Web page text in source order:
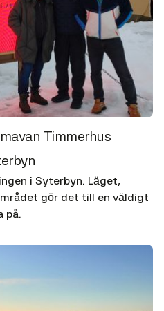
Timmerhus
i Syterbyn. Läget,
gör det till en väldigt
på.